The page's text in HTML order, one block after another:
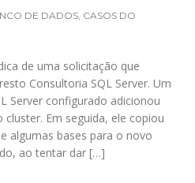
DE DADOS, CASOS DO
de uma solicitação que
Consultoria SQL Server. Um
Server configurado adicionou
Em seguida, ele copiou
algumas bases para o novo
ao tentar dar […]